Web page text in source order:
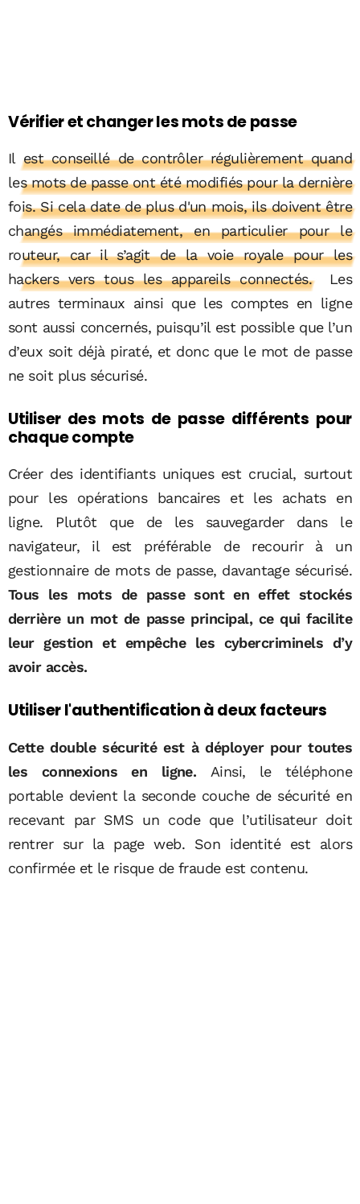
Vérifier et changer les mots de passe
Il est conseillé de contrôler régulièrement quand
les mots de passe ont été modifiés pour la dernière
fois. Si cela date de plus d'un mois, ils doivent être
changés immédiatement, en particulier pour le
routeur, car il s’agit de la voie royale pour les
hackers vers tous les appareils connectés.
Les
autres terminaux ainsi que les comptes en ligne
sont aussi concernés, puisqu’il est possible que l’un
d’eux soit déjà piraté, et donc que le mot de passe
ne soit plus sécurisé.
Utiliser des mots de passe différents pour
chaque compte
Créer des identifiants uniques est crucial, surtout
pour les opérations bancaires et les achats en
ligne. Plutôt que de les sauvegarder dans le
navigateur, il est préférable de recourir à un
gestionnaire de mots de passe, davantage sécurisé.
Tous les mots de passe sont en effet stockés
derrière un mot de passe principal, ce qui facilite
leur gestion et empêche les cybercriminels d’y
avoir accès.
Utiliser l'authentification à deux facteurs
Cette double sécurité est à déployer pour toutes
les connexions en ligne. Ainsi, le téléphone
portable devient la seconde couche de sécurité en
recevant par SMS un code que l’utilisateur doit
rentrer sur la page web. Son identité est alors
confirmée et le risque de fraude est contenu.